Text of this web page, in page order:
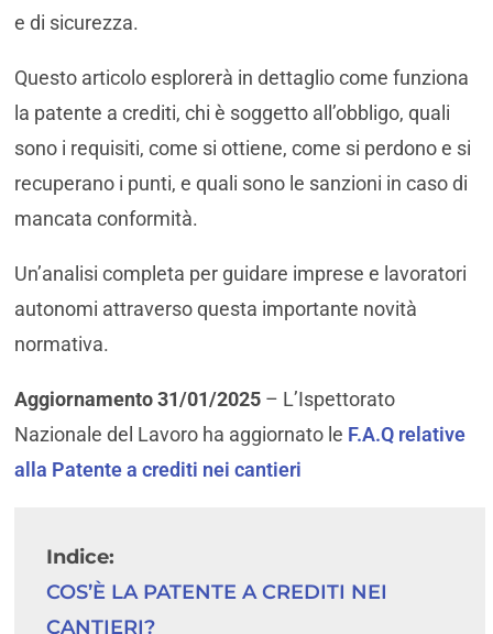
e di sicurezza.
Questo articolo esplorerà in dettaglio come funziona
la patente a crediti, chi è soggetto all’obbligo, quali
sono i requisiti, come si ottiene, come si perdono e si
recuperano i punti, e quali sono le sanzioni in caso di
mancata conformità.
Un’analisi completa per guidare imprese e lavoratori
autonomi attraverso questa importante novità
normativa.
Aggiornamento 31/01/2025 – L’Ispettorato
Nazionale del Lavoro ha aggiornato le F.A.Q relative
alla Patente a crediti nei cantieri
Indice:
COS’È LA PATENTE A CREDITI NEI
CANTIERI?